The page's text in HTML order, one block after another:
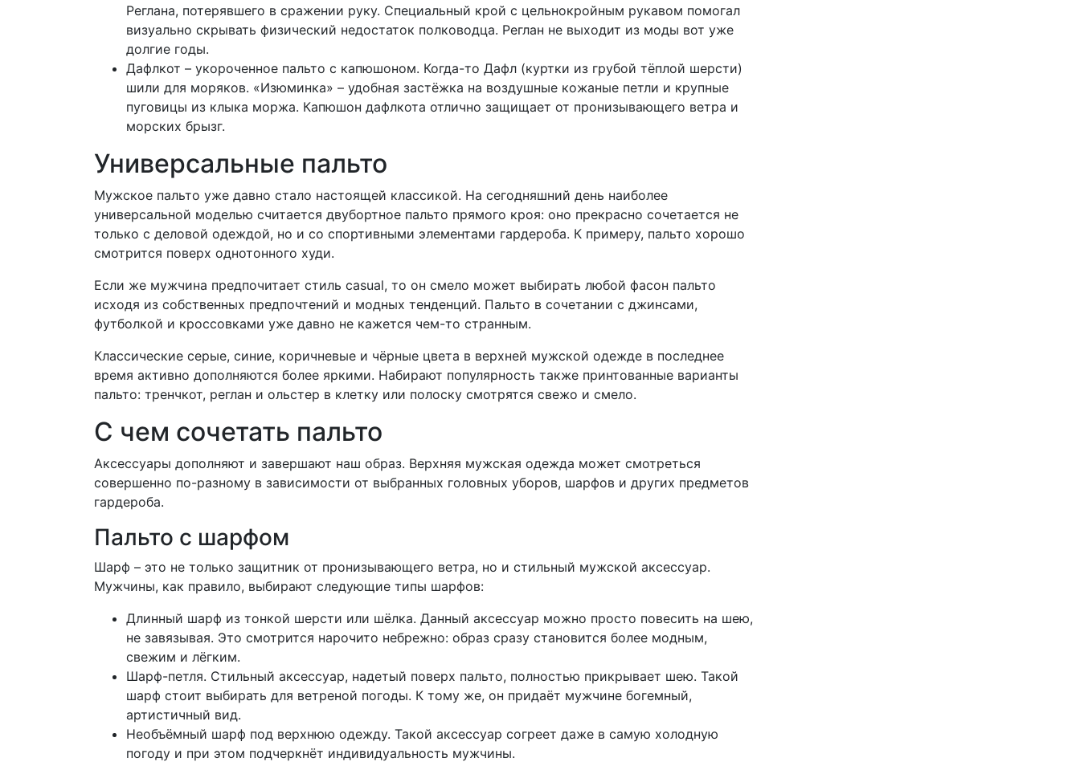
Реглана, потерявшего в сражении руку. Специальный крой с цельнокройным рукавом помогал
визуально скрывать физический недостаток полководца. Реглан не выходит из моды вот уже
долгие годы.
Дафлкот – укороченное пальто с капюшоном. Когда-то Дафл (куртки из грубой тёплой шерсти)
шили для моряков. «Изюминка» – удобная застёжка на воздушные кожаные петли и крупные
пуговицы из клыка моржа. Капюшон дафлкота отлично защищает от пронизывающего ветра и
морских брызг.
Универсальные пальто
Мужское пальто уже давно стало настоящей классикой. На сегодняшний день наиболее
универсальной моделью считается двубортное пальто прямого кроя: оно прекрасно сочетается не
только с деловой одеждой, но и со спортивными элементами гардероба. К примеру, пальто хорошо
смотрится поверх однотонного худи.
Если же мужчина предпочитает стиль casual, то он смело может выбирать любой фасон пальто
исходя из собственных предпочтений и модных тенденций. Пальто в сочетании с джинсами,
футболкой и кроссовками уже давно не кажется чем-то странным.
Классические серые, синие, коричневые и чёрные цвета в верхней мужской одежде в последнее
время активно дополняются более яркими. Набирают популярность также принтованные варианты
пальто: тренчкот, реглан и ольстер в клетку или полоску смотрятся свежо и смело.
С чем сочетать пальто
Аксессуары дополняют и завершают наш образ. Верхняя мужская одежда может смотреться
совершенно по-разному в зависимости от выбранных головных уборов, шарфов и других предметов
гардероба.
Пальто с шарфом
Шарф – это не только защитник от пронизывающего ветра, но и стильный мужской аксессуар.
Мужчины, как правило, выбирают следующие типы шарфов:
Длинный шарф из тонкой шерсти или шёлка. Данный аксессуар можно просто повесить на шею,
не завязывая. Это смотрится нарочито небрежно: образ сразу становится более модным,
свежим и лёгким.
Шарф-петля. Стильный аксессуар, надетый поверх пальто, полностью прикрывает шею. Такой
шарф стоит выбирать для ветреной погоды. К тому же, он придаёт мужчине богемный,
артистичный вид.
Необъёмный шарф под верхнюю одежду. Такой аксессуар согреет даже в самую холодную
погоду и при этом подчеркнёт индивидуальность мужчины.